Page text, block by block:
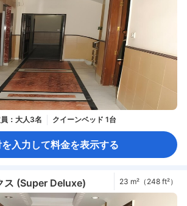
：大人3名 クイーンベッド 1台
を入力して料金を表示する
ス (Super Deluxe) 23 m²（248 ft²）